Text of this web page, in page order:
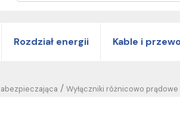
Rozdział energii Kable i
Wyłączniki różnicowo prądowe
/